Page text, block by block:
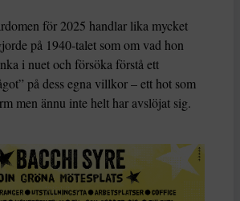
för 2025 handlar lika mycket
på 1940-talet som om vad hon
i nuet och försöka förstå ett
på dess egna villkor – ett hot som
men ännu inte helt har avslöjat sig.